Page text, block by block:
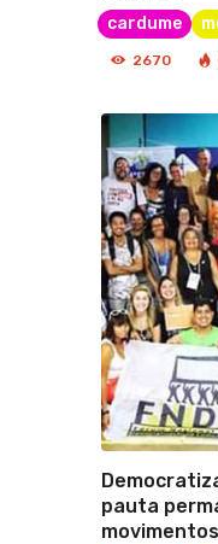
cardume
2670
pauta